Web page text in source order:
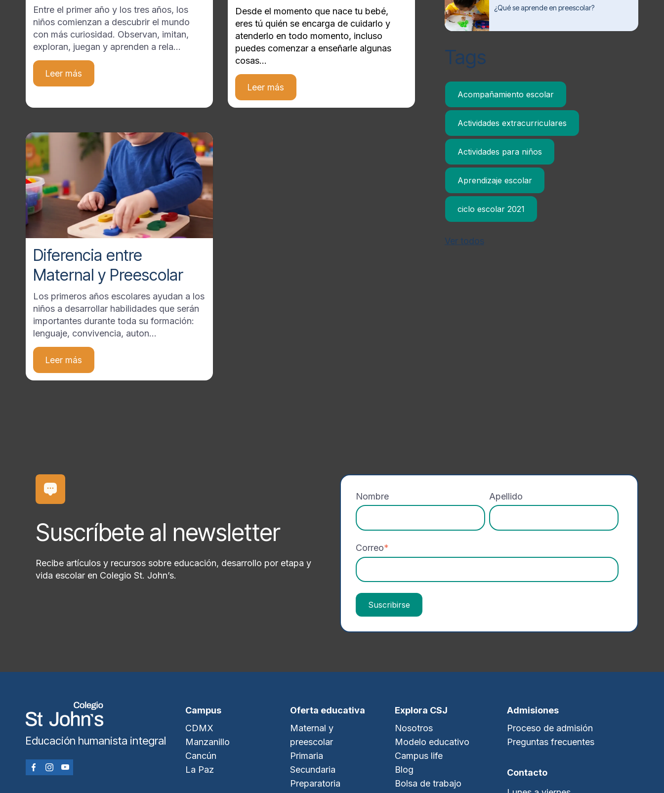
Entre el primer año y los tres años, los
niños comienzan a descubrir el mundo
con más curiosidad. Observan, imitan,
exploran, juegan y aprenden a rela...
Leer más
Desde el momento que nace tu bebé,
eres tú quién se encarga de cuidarlo y
atenderlo en todo momento, incluso
puedes comenzar a enseñarle algunas
cosas...
Leer más
Diferencia entre
Maternal y Preescolar
Los primeros años escolares ayudan a los
niños a desarrollar habilidades que serán
importantes durante toda su formación:
lenguaje, convivencia, auton...
Leer más
¿Qué se aprende en preescolar?
Tags
Acompañamiento escolar
Actividades extracurriculares
Actividades para niños
Aprendizaje escolar
ciclo escolar 2021
Ver todos
Suscríbete al newsletter
Recibe artículos y recursos sobre educación, desarrollo por etapa y
vida escolar en Colegio St. John’s.
Nombre Apellido
Correo*
Educación humanista integral
Campus
CDMX
Manzanillo
Cancún
La Paz
Oferta educativa
Maternal y
preescolar
Primaria
Secundaria
Preparatoria
Explora CSJ
Nosotros
Modelo educativo
Campus life
Blog
Bolsa de trabajo
Admisiones
Proceso de admisión
Preguntas frecuentes
Contacto